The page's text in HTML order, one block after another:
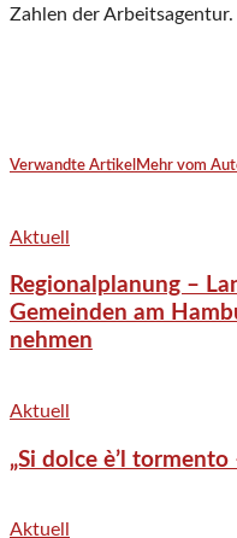
Zahlen der Arbeitsagentur.
Verwandte Artikel Mehr vom
Aktuell
Regionalplanung –
Gemeinden am
nehmen
Aktuell
„Si dolce è’l
Aktuell